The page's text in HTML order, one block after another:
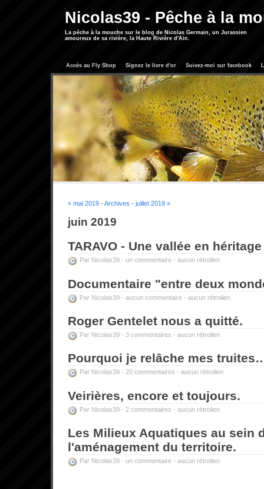
Nicolas39 - Pêche à la
La pêche à la mouche sur le blog de Nicolas Germain, un Jurassien
amoureux de sa rivière, la Haute Rivière d'Ain.
Accès au Fly Shop Signez le livre d'or Suivez-moi sur facebook
« mai 2019 -Archives - juillet 2019 »
juin 2019
TARAVO - Une vallée en héritage
Par Nicolas39 - un commentaire - aucun rétrolien
Documentaire "entre deux
Par Nicolas39 - aucun commentaire - aucun rétrolien
Roger Gentelet nous a quitté.
Par Nicolas39 - 3 commentaires - aucun rétrolien
Pourquoi je relâche mes
Par Nicolas39 - 20 commentaires - aucun rétrolien
Veirières, encore et toujours.
Par Nicolas39 - 2 commentaires - aucun rétrolien
Les Milieux Aquatiques au sein
l'aménagement du territoire.
Par Nicolas39 - un commentaire - aucun rétrolien